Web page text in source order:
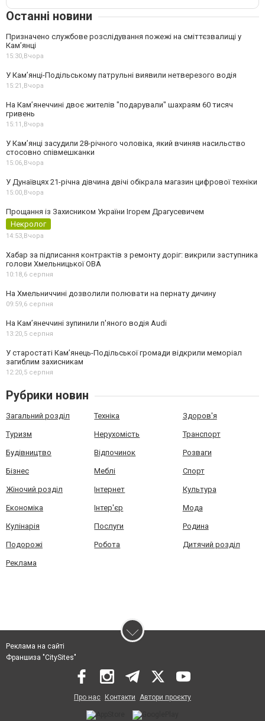
Останні новини
Призначено службове розслідування пожежі на сміттєзвалищі у
Кам’янці
15:30,Вчора
У Кам’янці-Подільському патрульні виявили нетверезого водія
15:21,Вчора
На Камʼянеччині двоє жителів "подарували" шахраям 60 тисяч
гривень
15:11,Вчора
У Камʼянці засудили 28-річного чоловіка, який вчиняв насильство
стосовно співмешканки
15:06,Вчора
У Дунаївцях 21-річна дівчина двічі обікрала магазин цифрової техніки
15:00,Вчора
Прощання із Захисником України Ігорем Драгусевичем
Некролог
14:53,Вчора
Хабар за підписання контрактів з ремонту доріг: викрили заступника
голови Хмельницької ОВА
10:18,6 серпня
На Хмельниччині дозволили полювати на пернату дичину
09:59,6 серпня
На Камʼянеччині зупинили п'яного водія Audi
13:20,5 серпня
У старостаті Кам’янець-Подільської громади відкрили меморіал
загиблим захисникам
12:20,5 серпня
Рубрики новин
Загальний розділ Техніка Здоров'я
Туризм Нерухомість Транспорт
Будівництво Відпочинок Розваги
Бізнес Меблі Спорт
Жіночий розділ Інтернет Культура
Економіка Інтер'єр Мода
Кулінарія Послуги Родина
Подорожі Робота Дитячий розділ
Реклама
Реклама на сайті
Франшиза "CitySites"
Про нас Контакти Автори проєкту